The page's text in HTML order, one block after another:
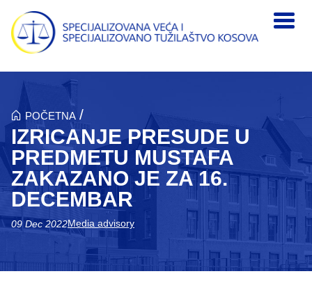
Skip to main content
POČETNA /
IZRICANJE PRESUDE U
PREDMETU MUSTAFA
ZAKAZANO JE ZA 16.
DECEMBAR
09 Dec 2022Media advisory